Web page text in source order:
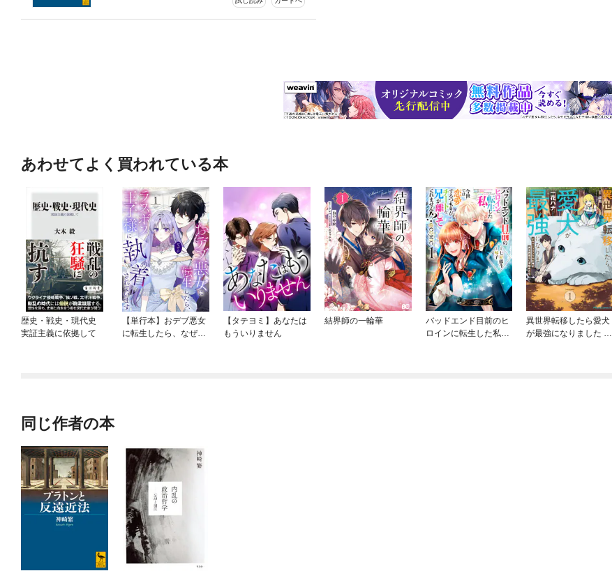
あわせてよく買われている本
歴史・戦史・現代史
実証主義に依拠して
【単行本】おデブ悪女
に転生したら、なぜか
【タテヨミ】あなたは
もういりません
結界師の一輪華
バッドエンド目前のヒ
ロインに転生した私、
異世界転移したら愛犬
が最強になりました ～
同じ作者の本